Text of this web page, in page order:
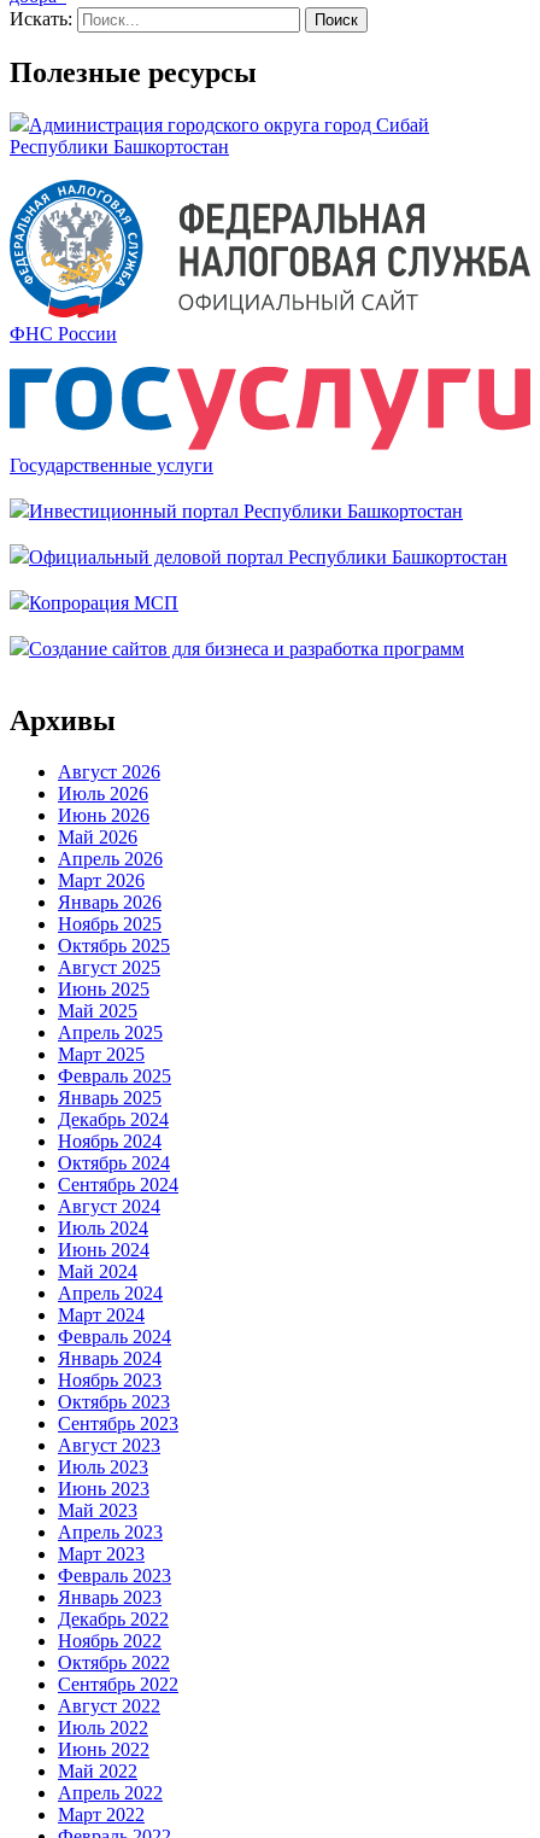
Искать:
Полезные ресурсы
Администрация городского округа город Сибай
Республики Башкортостан
ФНС России
Государственные услуги
Инвестиционный портал Республики Башкортостан
Официальный деловой портал Республики Башкортостан
Копрорация МСП
Создание сайтов для бизнеса и разработка программ
Архивы
Август 2026
Июль 2026
Июнь 2026
Май 2026
Апрель 2026
Март 2026
Январь 2026
Ноябрь 2025
Октябрь 2025
Август 2025
Июнь 2025
Май 2025
Апрель 2025
Март 2025
Февраль 2025
Январь 2025
Декабрь 2024
Ноябрь 2024
Октябрь 2024
Сентябрь 2024
Август 2024
Июль 2024
Июнь 2024
Май 2024
Апрель 2024
Март 2024
Февраль 2024
Январь 2024
Ноябрь 2023
Октябрь 2023
Сентябрь 2023
Август 2023
Июль 2023
Июнь 2023
Май 2023
Апрель 2023
Март 2023
Февраль 2023
Январь 2023
Декабрь 2022
Ноябрь 2022
Октябрь 2022
Сентябрь 2022
Август 2022
Июль 2022
Июнь 2022
Май 2022
Апрель 2022
Март 2022